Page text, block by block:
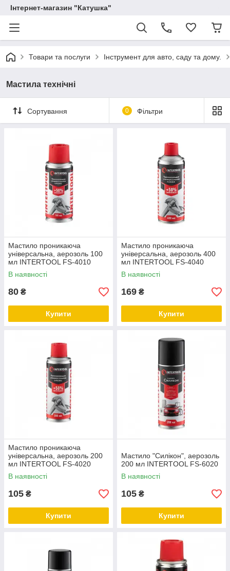
Інтернет-магазин "Катушка"
Товари та послуги Інструмент для авто, саду та дому.
Мастила технічні
Сортування 0 Фільтри
Мастило проникаюча
універсальна, аерозоль 100
мл INTERTOOL FS-4010
В наявності
80 ₴
Купити
Мастило проникаюча
універсальна, аерозоль 400
мл INTERTOOL FS-4040
В наявності
169 ₴
Купити
Мастило проникаюча
універсальна, аерозоль 200
мл INTERTOOL FS-4020
В наявності
105 ₴
Купити
Мастило "Силікон", аерозоль
200 мл INTERTOOL FS-6020
В наявності
105 ₴
Купити